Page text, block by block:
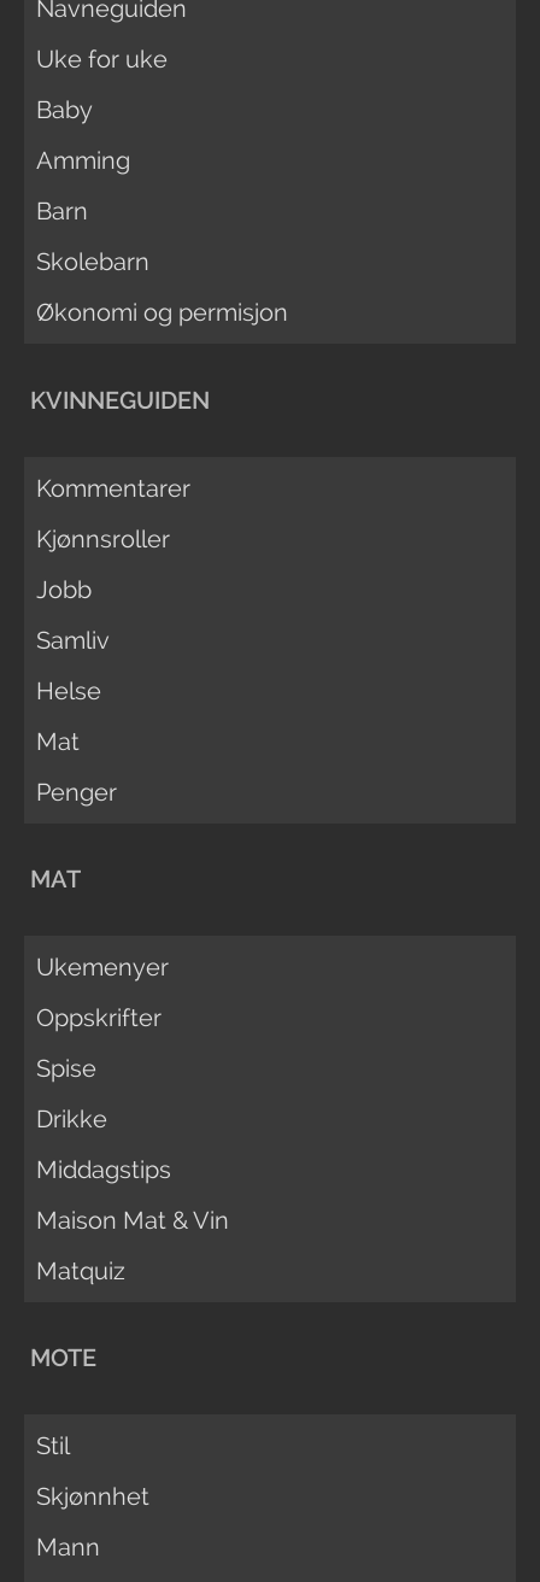
Navneguiden
Uke for uke
Baby
Amming
Barn
Skolebarn
Økonomi og permisjon
KVINNEGUIDEN
Kommentarer
Kjønnsroller
Jobb
Samliv
Helse
Mat
Penger
MAT
Ukemenyer
Oppskrifter
Spise
Drikke
Middagstips
Maison Mat & Vin
Matquiz
MOTE
Stil
Skjønnhet
Mann